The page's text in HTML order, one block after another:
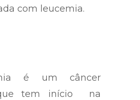
com leucemia.
é um câncer
tem início na